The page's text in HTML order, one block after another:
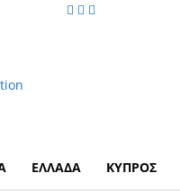
ΕΛΛΑΔΑ ΚΥΠΡΟΣ